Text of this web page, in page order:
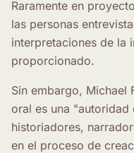
Raramente en
las personas
interpretaciones de la
proporcionado.
Sin embargo, Michael
oral es una
historiadores,
en el proceso de